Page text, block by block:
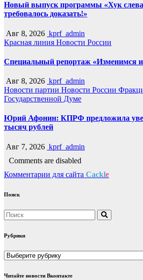
Новый выпуск программы «Хук
требовалось доказать!»
Авг 8, 2026 kprf_admin
Красная линия Новости России
Специальный репортаж «Изменимся
Авг 8, 2026 kprf_admin
Новости партии Новости России
Государственной Думе
Юрий Афонин: КПРФ предложила
тысяч рублей
Авг 7, 2026 kprf_admin
Comments are disabled
Комментарии для сайта Cackle
Поиск
Рубрики
Рубрики
Читайте новости Вконтакте